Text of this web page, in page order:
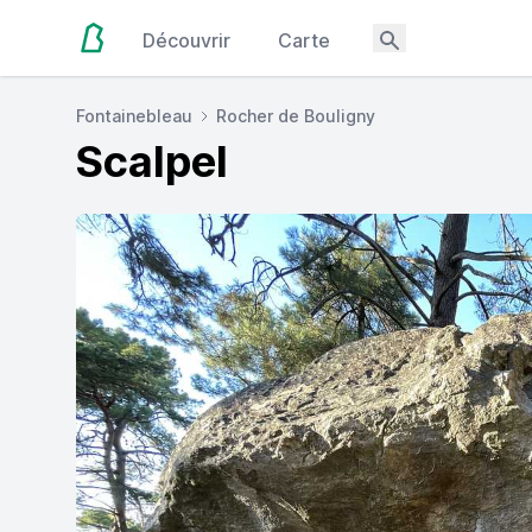
Découvrir Carte
Fontainebleau Rocher de Bouligny
Scalpel